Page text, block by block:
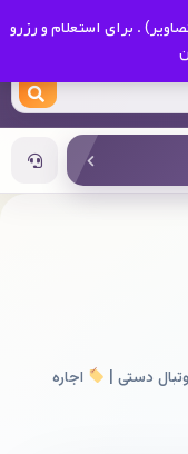
. برای استعلام و رزرو
دستی |
اجاره